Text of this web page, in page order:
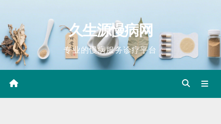
content
久生源慢病网
专业的慢病服务诊疗平台